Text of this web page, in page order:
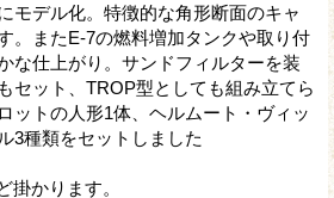
モデル化。特徴的な角形断面のキャ
。またE-7の燃料増加タンクや取り付
な仕上がり。サンドフィルターを装
セット、TROP型としても組み立てら
ットの人形1体、ヘルムート・ヴィッ
3種類をセットしました
掛かります。